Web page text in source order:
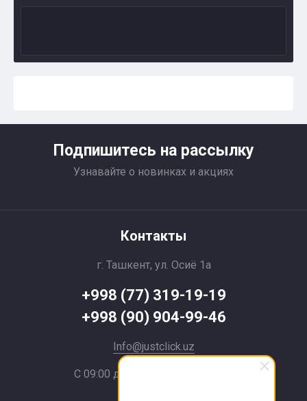
Подпишитесь на рассылку
Узнавайте о новинках и акциях
Контакты
г. Ташкент, ул. Осиё 1a
+998 (77) 319-19-19
+998 (90) 904-99-46
Info@justclick.uz
С 09:00 до 21:00 без выходных